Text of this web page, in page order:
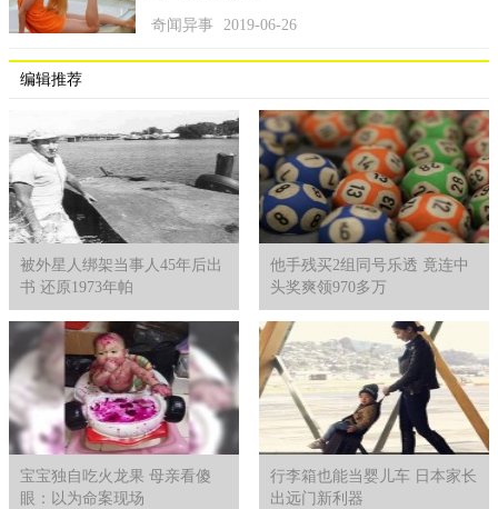
和身亡事件相关的另外情节是先被发觉的那五具尸体有显著
她们的脸孔看上去仿佛是被晒成的那类暗红色。”公布的文档中没
yakhl山周边地域没有发现一切爆炸痕迹。
奇闻异事 2019-06-26
编辑推荐
被外星人绑架当事人45年后出
书 还原1973年帕
他手残买2组同号乐透 竟连中
头奖爽领970多万
宝宝独自吃火龙果 母亲看傻
眼：以为命案现场
行李箱也能当婴儿车 日本家长
出远门新利器